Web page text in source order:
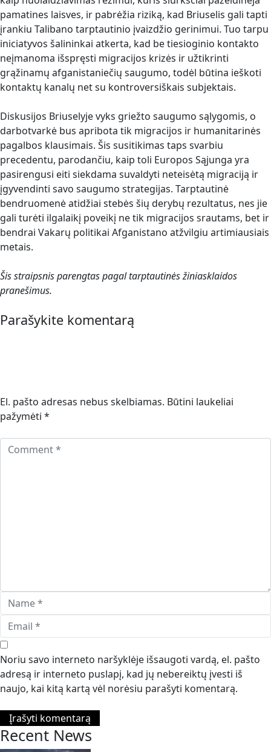
pamatines laisves, ir pabrėžia riziką, kad Briuselis gali tapti
įrankiu Talibano tarptautinio įvaizdžio gerinimui. Tuo tarpu
iniciatyvos šalininkai atkerta, kad be tiesioginio kontakto
neįmanoma išspręsti migracijos krizės ir užtikrinti
grąžinamų afganistaniečių saugumo, todėl būtina ieškoti
kontaktų kanalų net su kontroversiškais subjektais.
Diskusijos Briuselyje vyks griežto saugumo sąlygomis, o
darbotvarkė bus apribota tik migracijos ir humanitarinės
pagalbos klausimais. Šis susitikimas taps svarbiu
precedentu, parodančiu, kaip toli Europos Sąjunga yra
pasirengusi eiti siekdama suvaldyti neteisėtą migraciją ir
įgyvendinti savo saugumo strategijas. Tarptautinė
bendruomenė atidžiai stebės šių derybų rezultatus, nes jie
gali turėti ilgalaikį poveikį ne tik migracijos srautams, bet ir
bendrai Vakarų politikai Afganistano atžvilgiu artimiausiais
metais.
Šis straipsnis parengtas pagal tarptautinės žiniasklaidos
pranešimus.
Parašykite komentarą
El. pašto adresas nebus skelbiamas. Būtini laukeliai
pažymėti *
Noriu savo interneto naršyklėje išsaugoti vardą, el. pašto
adresą ir interneto puslapį, kad jų nebereiktų įvesti iš
naujo, kai kitą kartą vėl norėsiu parašyti komentarą.
Recent News